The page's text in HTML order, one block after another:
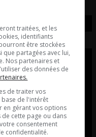
traitées, et les
identifiants
être stockées
que partagées avec lui,
Nos partenaires et
des données de
de traiter vos
base de l'intérêt
en gérant vos options
de cette page ou dans
consentement
confidentialité.